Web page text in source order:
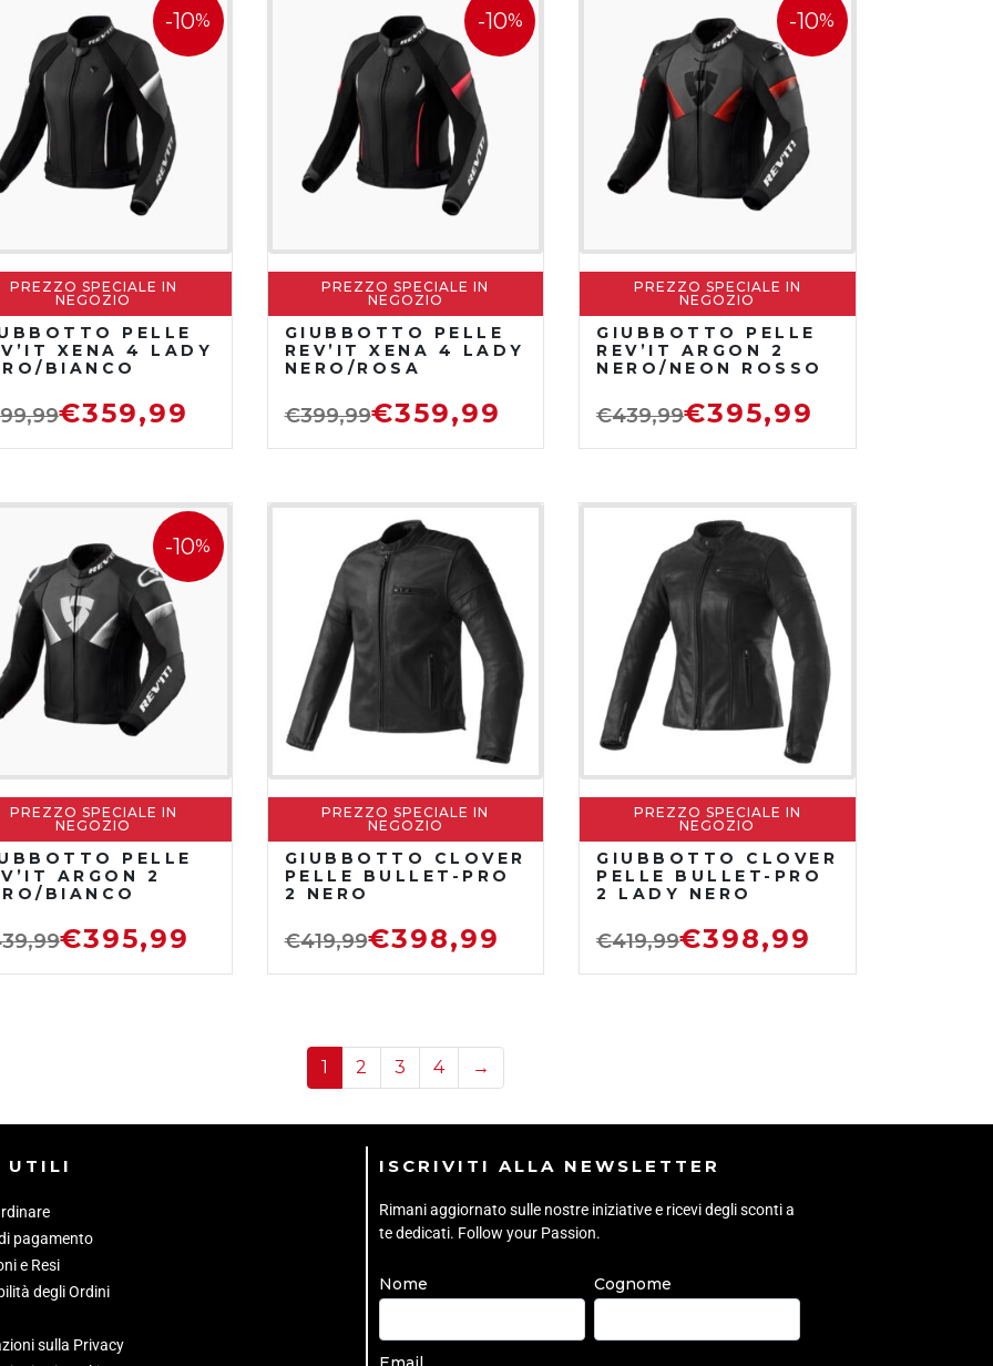
PREZZO SPECIALE IN
NEGOZIO
-10%
PELLE
XENA 4 LADY
BIANCO
€359,99
PREZZO SPECIALE IN
NEGOZIO
-10%
GIUBBOTTO PELLE
REV’IT XENA 4 LADY
NERO/ROSA
€399,99€359,99
PREZZO SPECIALE IN
NEGOZIO
-10%
GIUBBOTTO PELLE
REV’IT ARGON 2
NERO/NEON ROSSO
€439,99€395,99
PREZZO SPECIALE IN
NEGOZIO
-10%
PELLE
ARGON 2
BIANCO
€395,99
PREZZO SPECIALE IN
NEGOZIO
GIUBBOTTO CLOVER
PELLE BULLET-PRO
2 NERO
€419,99€398,99
PREZZO SPECIALE IN
NEGOZIO
GIUBBOTTO CLOVER
PELLE BULLET-PRO
2 LADY NERO
€419,99€398,99
1 2 3 4 →
UTILI
pagamento
e Resi
degli Ordini
sulla Privacy
ISCRIVITI ALLA NEWSLETTER
Rimani aggiornato sulle nostre iniziative e ricevi degli sconti a
te dedicati. Follow your Passion.
Nome Cognome